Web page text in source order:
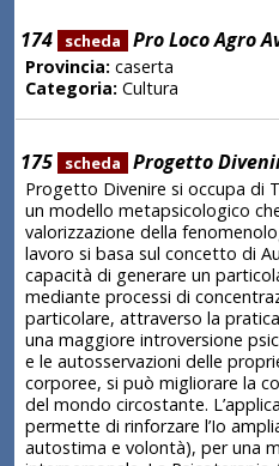
174 scheda Pro Loco Agro
Provincia:caserta
Categoria:Cultura
175 scheda Progetto
Progetto Divenire si occupa di
un modello metapsicologico
valorizzazione della
lavoro si basa sul concetto di
capacità di generare un
mediante processi di
particolare, attraverso la
una maggiore introversione
e le autosservazioni delle
corporee, si può migliorare la
del mondo circostante.
permette di rinforzare l’Io
autostima e volontà), per una